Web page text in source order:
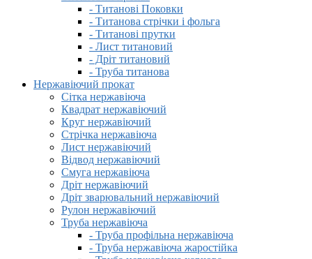
- Титанові Поковки
- Титанова стрічки і фольга
- Титанові прутки
- Лист титановий
- Дріт титановий
- Труба титанова
Нержавіючий прокат
Сітка нержавіюча
Квадрат нержавіючий
Круг нержавіючий
Стрічка нержавіюча
Лист нержавіючий
Відвод нержавіючий
Смуга нержавіюча
Дріт нержавіючий
Дріт зварювальний нержавіючий
Рулон нержавіючий
Труба нержавіюча
- Труба профільна нержавіюча
- Труба нержавіюча жаростійка